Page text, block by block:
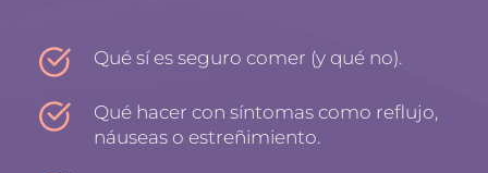
Qué sí es seguro comer (y qué no).
Qué hacer con síntomas como reflujo,
náuseas o estreñimiento.